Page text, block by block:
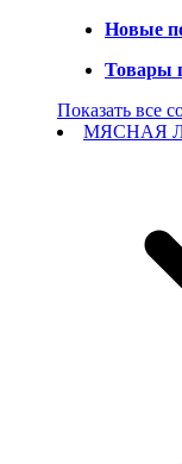
Новые
Товары
Показать все
МЯСНАЯ